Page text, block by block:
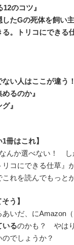
のコツ』
したGの死体を飼い
。トリコにできる
い人はここが違う！
るのか』
』
冊はこれ】
んか選べない！
リコにできる仕草』
れを読んでもっと
う】
いだ、にAmazon
いるのかも？ やは
でしょうか？